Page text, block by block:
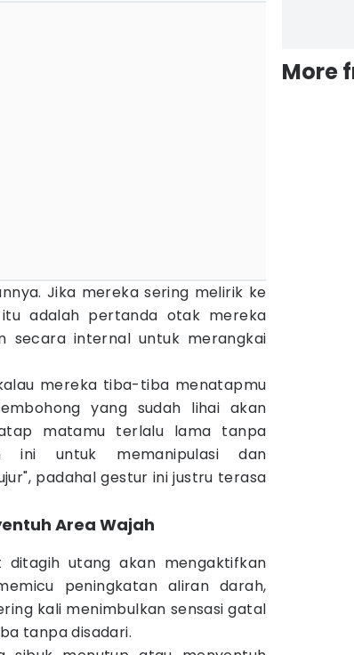
Jika mereka sering melirik ke
adalah pertanda otak mereka
secara internal untuk merangkai
mereka tiba-tiba menatapmu
yang sudah lihai akan
matamu terlalu lama tanpa
ini untuk memanipulasi dan
padahal gestur ini justru terasa
Area Wajah
ditagih utang akan mengaktifkan
peningkatan aliran darah,
kali menimbulkan sensasi gatal
tanpa disadari.
More